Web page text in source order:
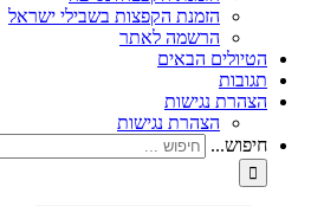
הזמנת הקפצות בשבילי ישראל
הרשמה לאתר
הטיולים הבאים
תגובות
הצהרת נגישות
הצהרת נגישות
חיפוש...